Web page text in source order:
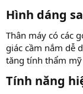
Hình dáng
Thân máy có các
giác cầm nắm dễ
tăng tính thẩm
Tính năng